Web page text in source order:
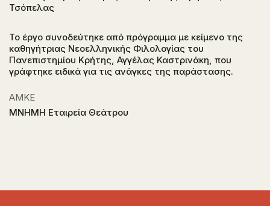
Τσόπελας
Το έργο συνοδεύτηκε από πρόγραμμα με κείμενο της
καθηγήτριας Νεοελληνικής Φιλολογίας του
Πανεπιστημίου Κρήτης, Αγγέλας Καστρινάκη, που
γράφτηκε ειδικά για τις ανάγκες της παράστασης.
ΑΜΚΕ
ΜΝΗΜΗ Εταιρεία Θεάτρου